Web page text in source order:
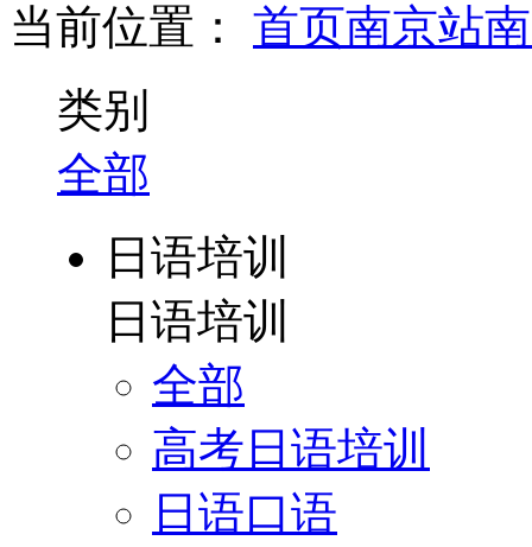
当前位置： 首页南京站
类别
全部
日语培训
日语培训
全部
高考日语培训
日语口语